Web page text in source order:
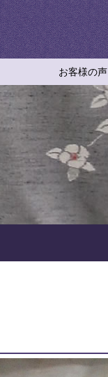
お客様の声